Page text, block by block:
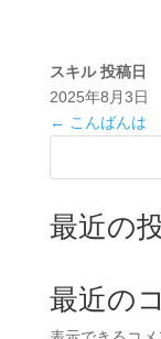
スキル 投稿日
2025年8月3日
← こんばんは
最近の
最近の